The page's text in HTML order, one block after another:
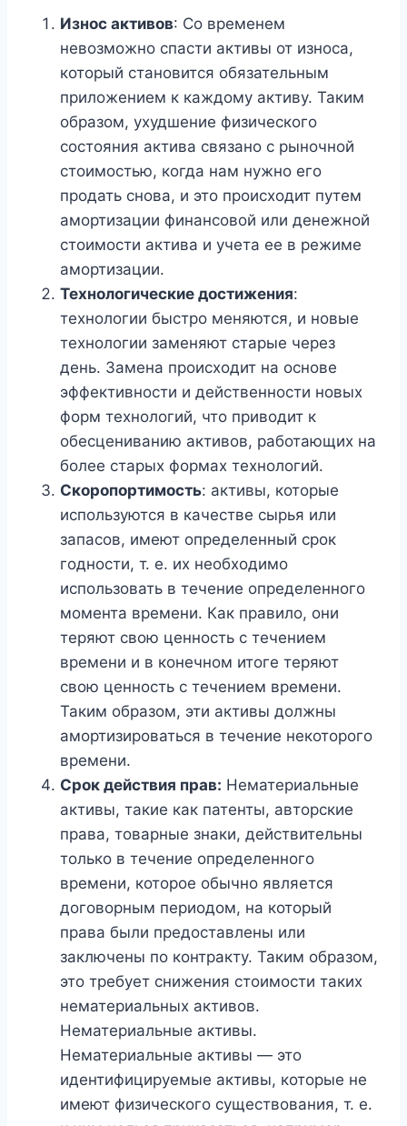
Износ активов: Со временем
невозможно спасти активы от износа,
который становится обязательным
приложением к каждому активу. Таким
образом, ухудшение физического
состояния актива связано с рыночной
стоимостью, когда нам нужно его
продать снова, и это происходит путем
амортизации финансовой или денежной
стоимости актива и учета ее в режиме
амортизации.
Технологические достижения:
технологии быстро меняются, и новые
технологии заменяют старые через
день. Замена происходит на основе
эффективности и действенности новых
форм технологий, что приводит к
обесцениванию активов, работающих на
более старых формах технологий.
Скоропортимость: активы, которые
используются в качестве сырья или
запасов, имеют определенный срок
годности, т. е. их необходимо
использовать в течение определенного
момента времени. Как правило, они
теряют свою ценность с течением
времени и в конечном итоге теряют
свою ценность с течением времени.
Таким образом, эти активы должны
амортизироваться в течение некоторого
времени.
Срок действия прав: Нематериальные
активы, такие как патенты, авторские
права, товарные знаки, действительны
только в течение определенного
времени, которое обычно является
договорным периодом, на который
права были предоставлены или
заключены по контракту. Таким образом,
это требует снижения стоимости таких
нематериальных активов.
Нематериальные активы.
Нематериальные активы — это
идентифицируемые активы, которые не
имеют физического существования, т. е.